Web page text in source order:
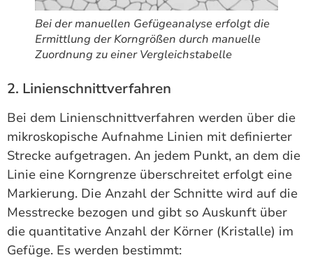
Bei der manuellen Gefügeanalyse erfolgt die
Ermittlung der Korngrößen durch manuelle
Zuordnung zu einer Vergleichstabelle
2. Linienschnittverfahren
Bei dem Linienschnittverfahren werden über die
mikroskopische Aufnahme Linien mit definierter
Strecke aufgetragen. An jedem Punkt, an dem die
Linie eine Korngrenze überschreitet erfolgt eine
Markierung. Die Anzahl der Schnitte wird auf die
Messtrecke bezogen und gibt so Auskunft über
die quantitative Anzahl der Körner (Kristalle) im
Gefüge. Es werden bestimmt: